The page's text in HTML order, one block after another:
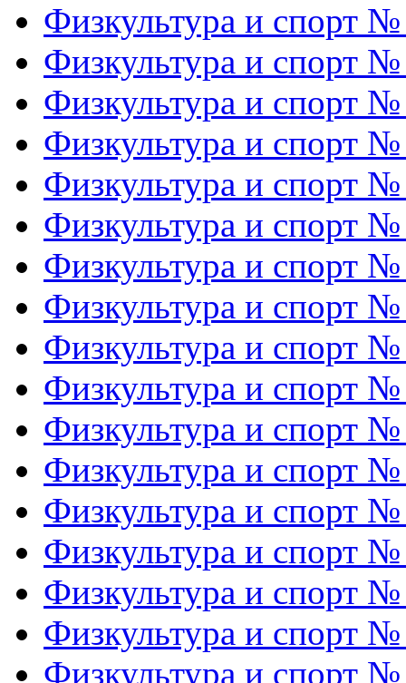
Физкультура и спорт
Физкультура и спорт
Физкультура и спорт
Физкультура и спорт
Физкультура и спорт
Физкультура и спорт
Физкультура и спорт
Физкультура и спорт
Физкультура и спорт
Физкультура и спорт
Физкультура и спорт
Физкультура и спорт
Физкультура и спорт
Физкультура и спорт
Физкультура и спорт
Физкультура и спорт
Физкультура и спорт